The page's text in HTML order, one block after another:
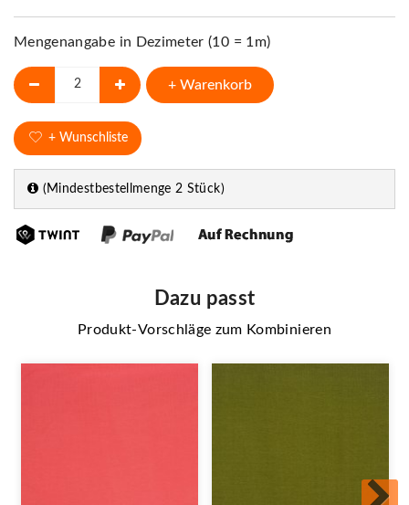
Mengenangabe in Dezimeter (10 = 1m)
+ Warenkorb
+ Wunschliste
(Mindestbestellmenge 2 Stück)
Dazu passt
Produkt-Vorschläge zum Kombinieren